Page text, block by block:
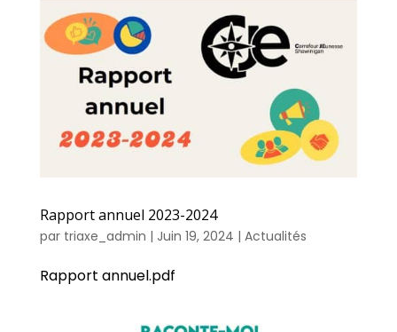
Rapport annuel 2023-2024
par triaxe_admin | Juin 19, 2024 | Actualités
Rapport annuel.pdf